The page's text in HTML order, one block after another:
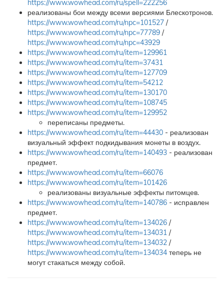
https://www.wowhead.com/ru/spell=222256
реализованы бои между всеми версиями Блескотронов.
https://www.wowhead.com/ru/npc=101527 /
https://www.wowhead.com/ru/npc=77789 /
https://www.wowhead.com/ru/npc=43929
https://www.wowhead.com/ru/item=129961
https://www.wowhead.com/ru/item=37431
https://www.wowhead.com/ru/item=127709
https://www.wowhead.com/ru/item=54212
https://www.wowhead.com/ru/item=130170
https://www.wowhead.com/ru/item=108745
https://www.wowhead.com/ru/item=129952
переписаны предметы.
https://www.wowhead.com/ru/item=44430 - реализован
визуальный эффект подкидывания монеты в воздух.
https://www.wowhead.com/ru/item=140493 - реализован
предмет.
https://www.wowhead.com/ru/item=66076
https://www.wowhead.com/ru/item=101426
реализованы визуальные эффекты питомцев.
https://www.wowhead.com/ru/item=140786 - исправлен
предмет.
https://www.wowhead.com/ru/item=134026 /
https://www.wowhead.com/ru/item=134031 /
https://www.wowhead.com/ru/item=134032 /
https://www.wowhead.com/ru/item=134034 теперь не
могут стакаться между собой.